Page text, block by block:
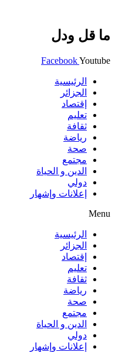
ما قل ودل
FacebookYoutube
الرئيسية
الجزائر
إقتصاد
تعليم
ثقافة
رياضة
صحة
مجتمع
الدين و الحياة
دولي
إعلانات وإشهار
Menu
الرئيسية
الجزائر
إقتصاد
تعليم
ثقافة
رياضة
صحة
مجتمع
الدين و الحياة
دولي
إعلانات وإشهار